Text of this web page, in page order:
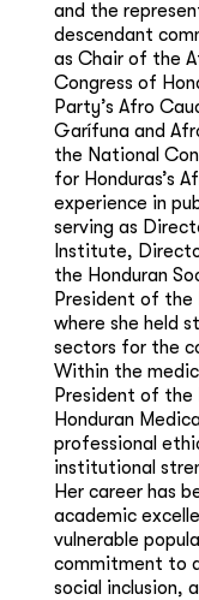
and the
descendant
as Chair of the
Congress of
Party’s Afro
Garífuna and
the National
for Honduras’s
experience in
serving as
Institute,
the Honduran
President of the
where she held
sectors for the
Within the
President of
Honduran
professional
institutional
Her career has
academic
vulnerable
commitment to
social inclusion,